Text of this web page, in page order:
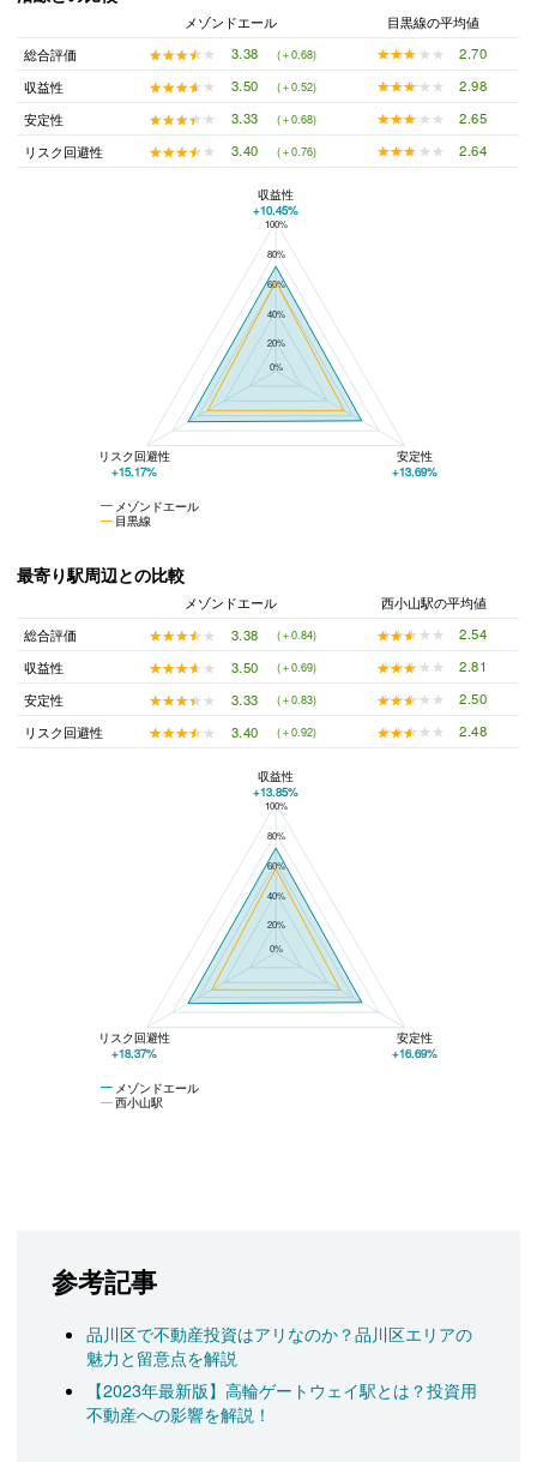
メゾンドエール
目黒線の平均値
総合評価
★★★★★
★★★★★ 3.38 (＋0.68) ★★★★★
★★★★★
2.70
収益性
★★★★★
★★★★★ 3.50 (＋0.52) ★★★★★
★★★★★
2.98
安定性
★★★★★
★★★★★ 3.33 (＋0.68) ★★★★★
★★★★★
2.65
リスク回避性
★★★★★
★★★★★ 3.40 (＋0.76) ★★★★★
★★★★★ 2.64
メゾンドエールと目黒線の平均値の総合評価の比較
100%
80%
60%
40%
20%
0%
メゾンドエール
目黒線
収益性
+10.45%
リスク回避性
+15.17%
安定性
+13.69%
最寄り駅周辺との比較
メゾンドエール
西小山駅の平均値
総合評価
★★★★★
★★★★★ 3.38 (＋0.84) ★★★★★
★★★★★
2.54
収益性
★★★★★
★★★★★ 3.50 (＋0.69) ★★★★★
★★★★★
2.81
安定性
★★★★★
★★★★★ 3.33 (＋0.83) ★★★★★
★★★★★
2.50
リスク回避性
★★★★★
★★★★★ 3.40 (＋0.92) ★★★★★
★★★★★ 2.48
メゾンドエールと西小山駅の平均値の総合評価の比較
100%
80%
60%
40%
20%
0%
メゾンドエール
西小山駅
収益性
+13.85%
リスク回避性
+18.37%
安定性
+16.69%
参考記事
品川区で不動産投資はアリなのか？品川区エリアの
魅力と留意点を解説
【2023年最新版】高輪ゲートウェイ駅とは？投資用
不動産への影響を解説！